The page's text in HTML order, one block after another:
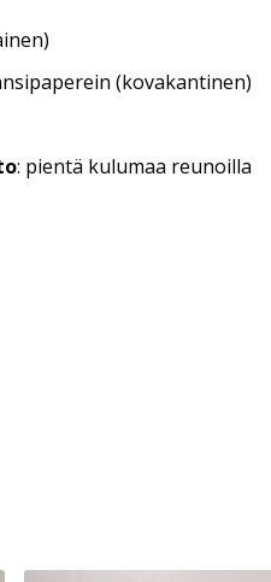
(kovakantinen)
: pientä kulumaa reunoilla